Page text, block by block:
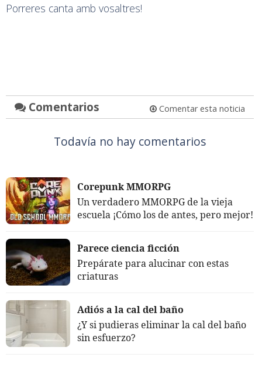
Porreres canta amb vosaltres!
Comentarios Comentar esta noticia
Todavía no hay comentarios
Corepunk MMORPG
Un verdadero MMORPG de la vieja
escuela ¡Cómo los de antes, pero mejor!
Parece ciencia ficción
Prepárate para alucinar con estas
criaturas
Adiós a la cal del baño
¿Y si pudieras eliminar la cal del baño
sin esfuerzo?